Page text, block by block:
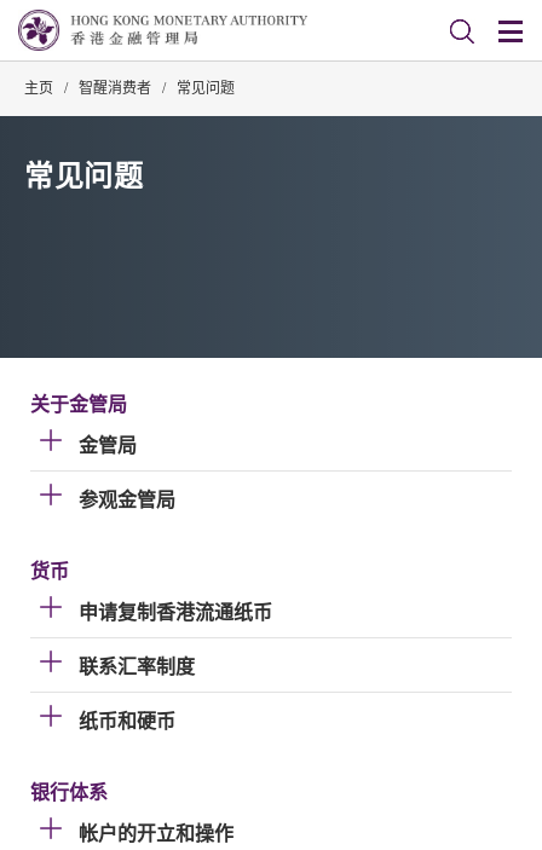
主页 / 智醒消费者 / 常见问题
常见问题
关于金管局
金管局
参观金管局
货币
申请复制香港流通纸币
联系汇率制度
纸币和硬币
银行体系
帐户的开立和操作